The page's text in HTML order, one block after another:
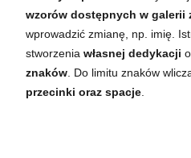
wzorów dostępnych w galerii
wprowadzić zmianę, np. imię.
stworzenia własnej dedykacji
znaków . Do limitu znaków
przecinki oraz spacje